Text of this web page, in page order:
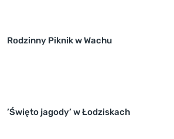
Rodzinny Piknik w Wachu
’Święto jagody’ w Łodziskach